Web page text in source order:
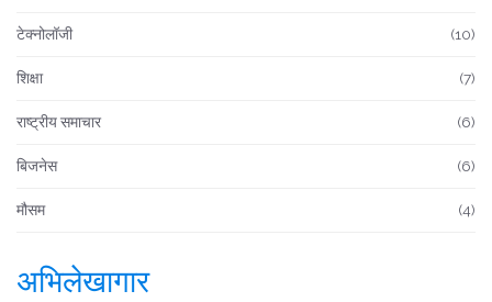
टेक्नोलॉजी (10)
शिक्षा (7)
राष्ट्रीय समाचार (6)
बिजनेस (6)
मौसम (4)
अभिलेखागार